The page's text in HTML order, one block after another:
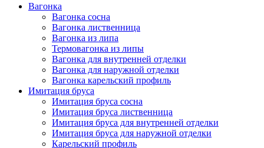
Вагонка
Вагонка сосна
Вагонка лиственница
Вагонка из липа
Термовагонка из липы
Вагонка для внутренней отделки
Вагонка для наружной отделки
Вагонка карельский профиль
Имитация бруса
Имитация бруса сосна
Имитация бруса лиственница
Имитация бруса для внутренней отделки
Имитация бруса для наружной отделки
Карельский профиль